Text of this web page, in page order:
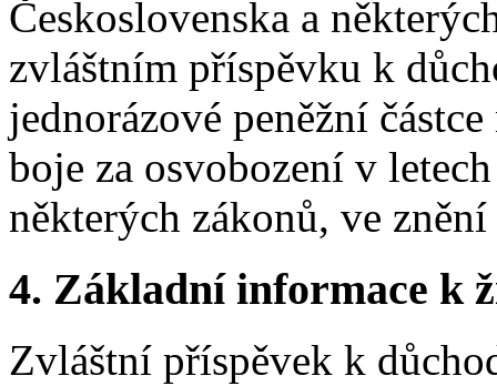
Československa a
zvláštním příspěvku k
jednorázové peněžní
boje za osvobození v
některých zákonů, ve
4. Základní informace k
Zvláštní příspěvek k